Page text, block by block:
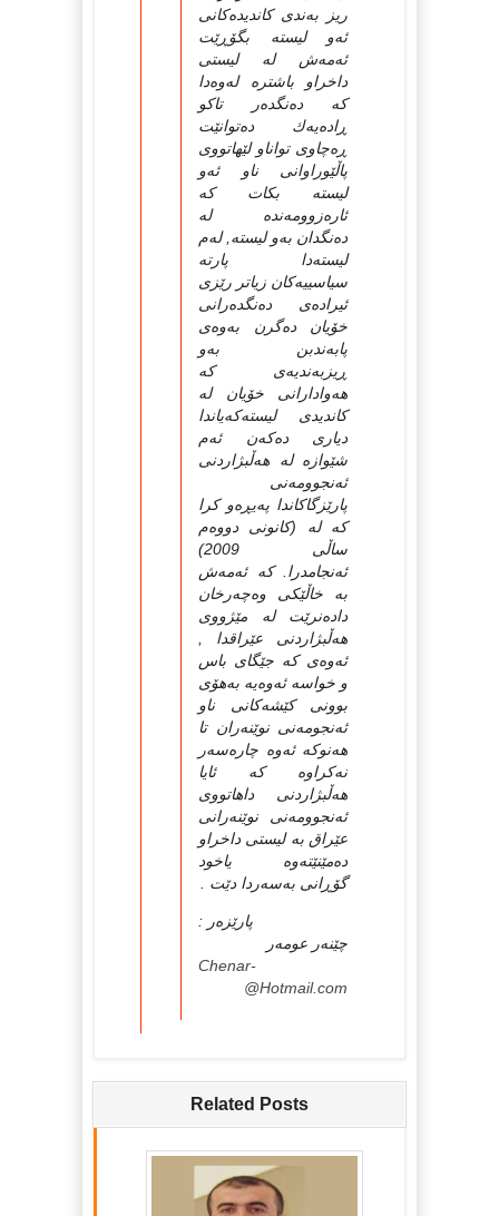
ریز به‌ندی كاندیده‌كانی
ئه‌و لیسته‌ بگۆڕێت
ئه‌مه‌ش له‌ لیستی
داخراو باشتره‌ له‌وه‌دا
كه‌ ده‌نگده‌ر تاكو
ڕاده‌یه‌ك ده‌توانێت
ڕه‌چاوی تواناو لێهاتووی
پاڵێوراوانی ناو ئه‌و
لیسته‌ بكات كه‌
ئاره‌زوومه‌نده‌ له‌
ده‌نگدان به‌و لیسته‌, له‌م
لیسته‌دا پارته‌
سیاسییه‌كان زیاتر رێزی
ئیراده‌ی ده‌نگده‌رانی
خۆیان ده‌گرن به‌وه‌ی
پابه‌ندبن به‌و
ڕیزبه‌ندیه‌ی كه‌
هه‌وادارانی خۆیان له‌
كاندیدی لیسته‌كه‌یاندا
دیاری ده‌كه‌ن ئه‌م
شێوازه‌ له‌ هه‌ڵبژاردنی
ئه‌نجوومه‌نی
پارێزگاكاندا په‌یڕه‌و كرا
كه‌ له‌ (كانونی دووه‌م
ساڵی 2009)
ئه‌نجامدرا. كه‌ ئه‌مه‌ش
به‌ خاڵێكی وه‌چه‌رخان
داده‌نرێت له‌ مێژووی
هه‌ڵبژاردنی عێراقدا ,
ئه‌وه‌ی كه‌ جێگای باس
و خواسه‌ ئه‌وه‌یه‌ به‌هۆی
بوونی كێشه‌كانی ناو
ئه‌نجومه‌نی نوێنه‌ران تا
هه‌نوكه‌ ئه‌وه‌ چاره‌سه‌ر
نه‌كراوه‌ كه‌ ئایا
هه‌ڵبژاردنی داهاتووی
ئه‌نجوومه‌نی نوێنه‌رانی
عێراق به‌ لیستی داخراو
ده‌مێنێته‌وه‌ یاخود
گۆڕانی به‌سه‌ردا دێت .
پارێزه‌ر :
چێنه‌ر عومه‌ر
Chenar-
@Hotmail.com
Related Posts